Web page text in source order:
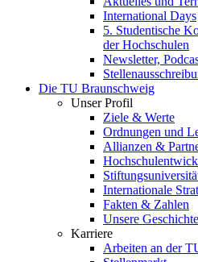
International Days
5. Studentische
der Hochschulen
Newsletter,
Die TU Braunschweig
Unser Profil
Ziele & Werte
Ordnungen und
Allianzen &
Internationale
Fakten & Zahlen
Unsere Geschichte
Karriere
Arbeiten an der